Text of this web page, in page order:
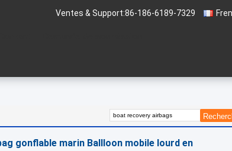
Ventes & Support:86-186-6189-7329
gonflable marin Ballloon mobile lourd en